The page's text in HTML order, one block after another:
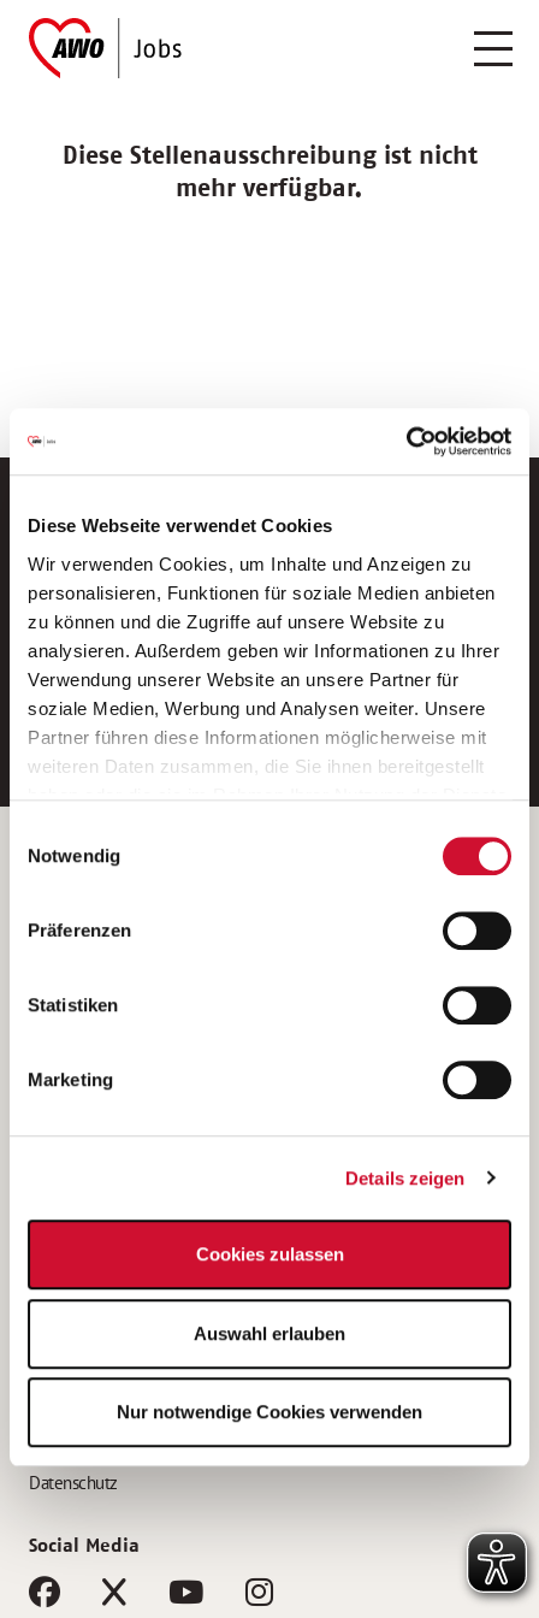
Diese Webseite verwendet Cookies
Wir verwenden Cookies, um Inhalte und Anzeigen zu
personalisieren, Funktionen für soziale Medien anbieten
zu können und die Zugriffe auf unsere Website zu
analysieren. Außerdem geben wir Informationen zu Ihrer
Verwendung unserer Website an unsere Partner für
soziale Medien, Werbung und Analysen weiter. Unsere
Partner führen diese Informationen möglicherweise mit
weiteren Daten zusammen, die Sie ihnen bereitgestellt
Wenn Sie auf „Cookies zulassen“ klicken, so stimmen
Sie der Speicherung sämtlicher Cookies zu. Sie können
Ihre Einwilligung selbstverständlich jederzeit widerrufen,
indem Sie die Cookie-Einstellungen aufrufen und diese
unsererDatenschutzerklärung
Notwendig
Präferenzen
Statistiken
Marketing
Details zeigen
Cookies zulassen
Auswahl erlauben
Nur notwendige Cookies verwenden
Diese Stellenausschreibung ist nicht
mehr verfügbar.
Neue Stellen per E-Mail.
Ein kostenloser Service von AWO
Jobs.
E-Mail-Adresse eintragen
Betreiber der Webseite
Kantstraße 45a
(Ein Tochterunternehmen des AWO Bezirksverbandes Unterfranken
e.V.)
Bewerbung als Altenpflegehelfer*in
Bewerbung als Erzieher*in
AWO Gliederungen nach Bundesland
Impressum
Datenschutz
Social Media